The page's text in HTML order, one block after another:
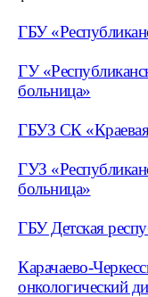
ГБУ
ГУ
больница»
ГБУЗ СК «Краевая
ГУЗ
больница»
ГБУ Детская
Карачаево-
онкологический